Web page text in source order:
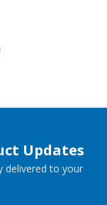
Updates
delivered to your